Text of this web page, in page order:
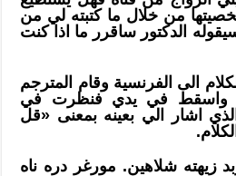
من خلال ما كتبته لي من
الدكتور ساقرر ما اذا كنت
الى الفرنسية وقام المترجم
واسقط في يدي فنظرت في
اشار الي بعينه بمعنى «قل
زيهته شلاهين. مورغر دره ناه